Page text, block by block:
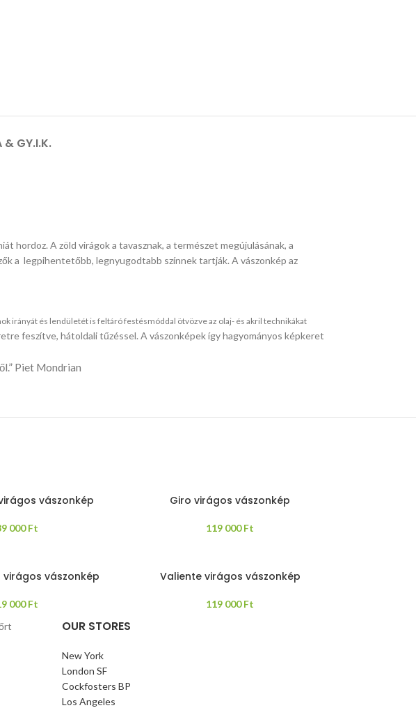
& GY.I.K.
hordoz. A zöld virágok a tavasznak, a természet megújulásának, a
a legpihentetőbb, legnyugodtabb színnek tartják. A vászonkép az
irányát és lendületét is feltáró festésmóddal ötvözve az olaj- és akril technikákat
feszítve, hátoldali tűzéssel. A vászonképek így hagyományos képkeret
Piet Mondrian
vászonkép
000Ft
Giro virágos vászonkép
119 000Ft
virágos vászonkép
000Ft
Valiente virágos vászonkép
119 000Ft
OUR STORES
New York
London SF
Cockfosters BP
Los Angeles